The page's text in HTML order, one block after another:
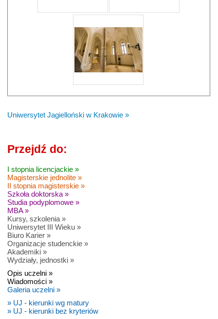
Uniwersytet Jagielloński w Krakowie »
Przejdź do:
I stopnia licencjackie »
Magisterskie jednolite »
II stopnia magisterskie »
Szkoła doktorska »
Studia podyplomowe »
MBA »
Kursy, szkolenia »
Uniwersytet III Wieku »
Biuro Karier »
Organizacje studenckie »
Akademiki »
Wydziały, jednostki »
Opis uczelni »
Wiadomości »
Galeria uczelni »
» UJ - kierunki wg matury
» UJ - kierunki bez kryteriów